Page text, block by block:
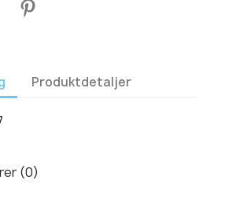
Produktdetaljer
(0)